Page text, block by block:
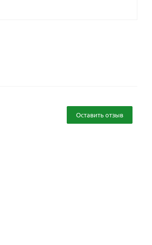
Оставить отзыв